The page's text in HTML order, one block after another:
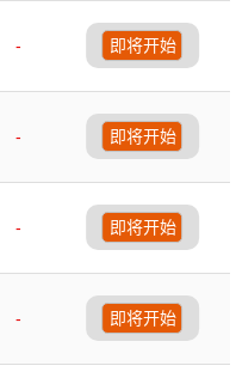
-
即将开始
-
即将开始
-
即将开始
-
即将开始